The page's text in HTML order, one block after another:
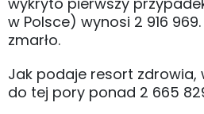
w Polsce) wynosi 2 916
zmarło.
Jak podaje resort zdrowia,
do tej pory ponad 2 665